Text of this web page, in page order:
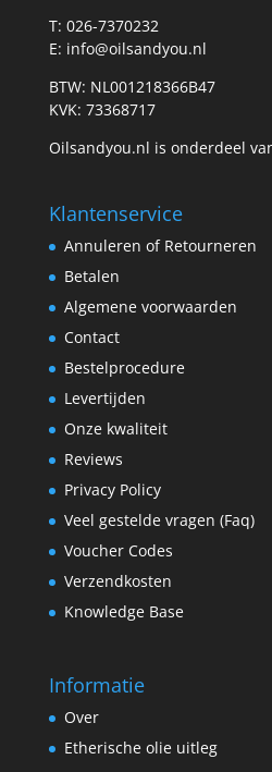
T: 026-7370232
E: info@oilsandyou.nl
BTW: NL001218366B47
KVK: 73368717
Oilsandyou.nl is onderdeel
Klantenservice
Annuleren of Retourneren
Betalen
Algemene voorwaarden
Contact
Bestelprocedure
Levertijden
Onze kwaliteit
Reviews
Privacy Policy
Veel gestelde vragen (Faq)
Voucher Codes
Verzendkosten
Knowledge Base
Informatie
Over
Etherische olie uitleg